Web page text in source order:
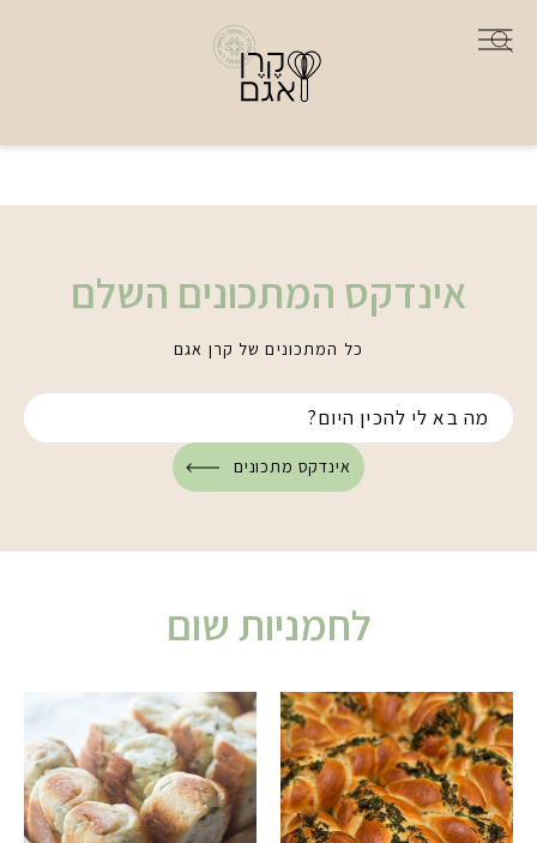
אינדקס המתכונים השלם
כל המתכונים של קרן אגם
אינדקס מתכונים
לחמניות שום